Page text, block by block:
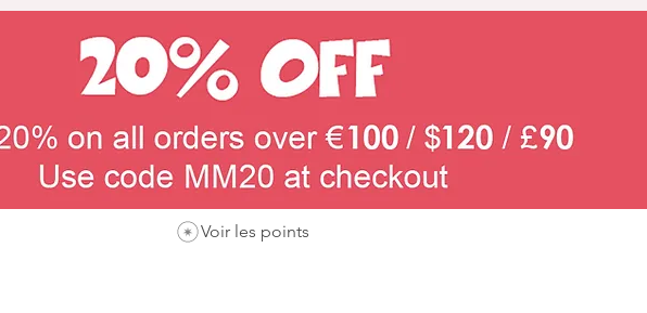
Voir les points